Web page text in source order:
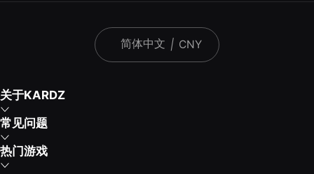
简体中文 | CNY
关于KARDZ
常见问题
热门游戏